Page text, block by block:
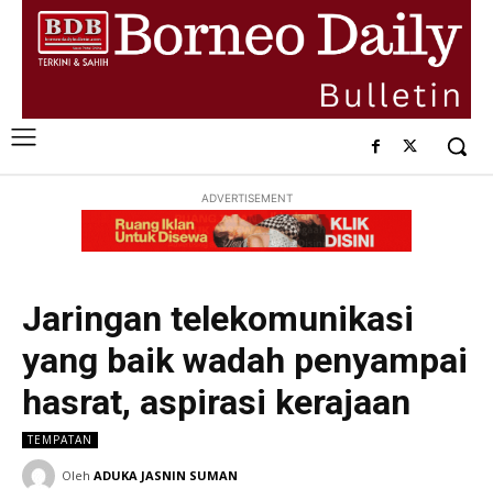
ADVERTISEMENT
Jaringan telekomunikasi
yang baik wadah penyampai
hasrat, aspirasi kerajaan
TEMPATAN
Oleh ADUKA JASNIN SUMAN